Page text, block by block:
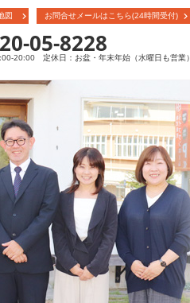
図
お問合せメールはこちら(24時間受付)
05-8228
20:00 定休日：お盆・年末年始（水曜日も営業）